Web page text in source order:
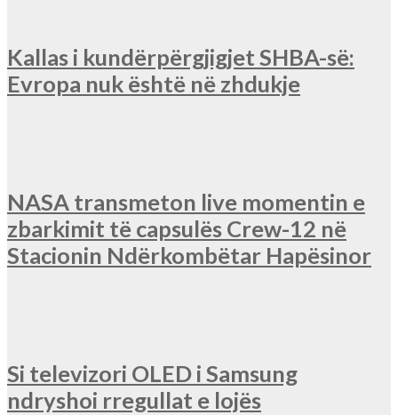
Kallas i kundërpërgjigjet SHBA-së:
Evropa nuk është në zhdukje
NASA transmeton live momentin e
zbarkimit të capsulës Crew-12 në
Stacionin Ndërkombëtar Hapësinor
Si televizori OLED i Samsung
ndryshoi rregullat e lojës